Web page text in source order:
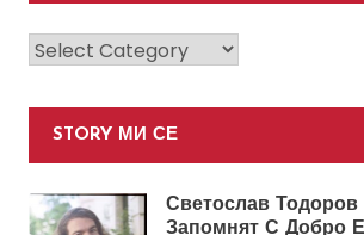
Категории
STORY МИ СЕ
Светослав Тодоров
Запомнят С Добро